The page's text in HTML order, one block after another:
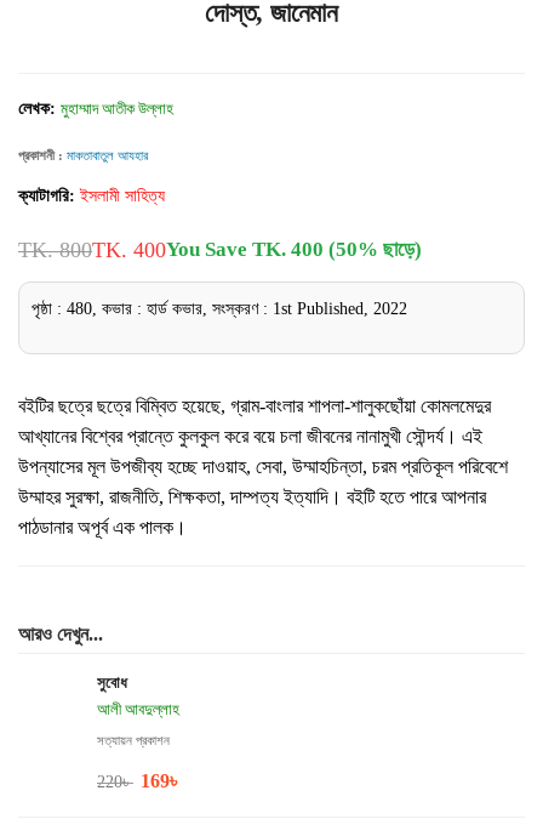
দোস্ত, জানেমান
লেখক: মুহাম্মাদ আতীক উল্লাহ
প্রকাশনী : মাকতাবাতুল আযহার
ক্যাটাগরি: ইসলামী সাহিত্য
TK. 800TK. 400You Save TK. 400 (50% ছাড়ে)
পৃষ্ঠা : 480, কভার : হার্ড কভার, সংস্করণ : 1st Published, 2022
বইটির ছত্রে ছত্রে বিম্বিত হয়েছে, গ্রাম-বাংলার শাপলা-শালুকছোঁয়া কোমলমেদুর
আখ্যানের বিশ্বের প্রান্তে কুলকুল করে বয়ে চলা জীবনের নানামুখী সৌন্দর্য। এই
উপন্যাসের মূল উপজীব্য হচ্ছে দাওয়াহ, সেবা, উম্মাহচিন্তা, চরম প্রতিকূল পরিবেশে
উম্মাহর সুরক্ষা, রাজনীতি, শিক্ষকতা, দাম্পত্য ইত্যাদি। বইটি হতে পারে আপনার
পাঠডানার অপূর্ব এক পালক।
আরও দেখুন...
সুবোধ
আলী আবদুল্লাহ
সত্যায়ন প্রকাশন
220৳ 169৳